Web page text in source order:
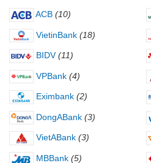
ACB (10)
VietinBank (18)
BIDV (11)
VPBank (4)
Eximbank (2)
DongABank (3)
VietABank (3)
MBBank (5)